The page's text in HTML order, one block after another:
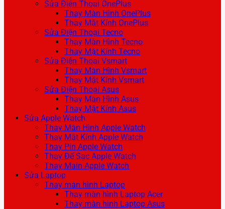
Sửa Điện Thoại OnePlus
Thay Màn Hình OnePlus
Thay Mặt Kính OnePlus
Sửa Điện Thoại Tecno
Thay Màn Hình Tecno
Thay Mặt Kính Tecno
Sửa Điện Thoại Vsmart
Thay Màn Hình Vsmart
Thay Mặt Kính Vsmart
Sửa Điện Thoại Asus
Thay Màn Hình Asus
Thay Mặt Kính Asus
Sửa Apple Watch
Thay Màn Hình Apple Watch
Thay Mặt Kính Apple Watch
Thay Pin Apple Watch
Thay Đế Sạc Apple Watch
Thay Main Apple Watch
Sửa Laptop
Thay màn hình Laptop
Thay màn hình Laptop Acer
Thay màn hình Laptop Asus